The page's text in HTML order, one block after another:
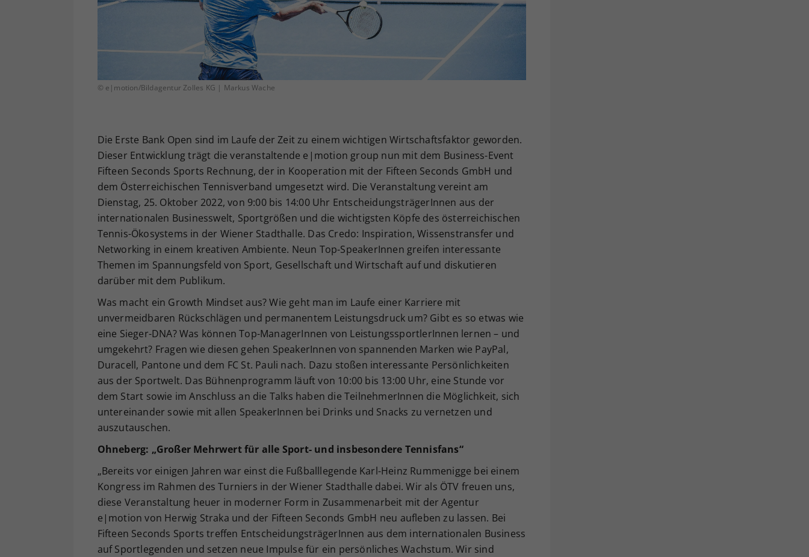
© e|motion/Bildagentur Zolles KG | Markus Wache
Die Erste Bank Open sind im Laufe der Zeit zu einem wichtigen Wirtschaftsfaktor geworden.
Dieser Entwicklung trägt die veranstaltende e|motion group nun mit dem Business-Event
Fifteen Seconds Sports Rechnung, der in Kooperation mit der Fifteen Seconds GmbH und
dem Österreichischen Tennisverband umgesetzt wird. Die Veranstaltung vereint am
Dienstag, 25. Oktober 2022, von 9:00 bis 14:00 Uhr EntscheidungsträgerInnen aus der
internationalen Businesswelt, Sportgrößen und die wichtigsten Köpfe des österreichischen
Tennis-Ökosystems in der Wiener Stadthalle. Das Credo: Inspiration, Wissenstransfer und
Networking in einem kreativen Ambiente. Neun Top-SpeakerInnen greifen interessante
Themen im Spannungsfeld von Sport, Gesellschaft und Wirtschaft auf und diskutieren
darüber mit dem Publikum.
Was macht ein Growth Mindset aus? Wie geht man im Laufe einer Karriere mit
unvermeidbaren Rückschlägen und permanentem Leistungsdruck um? Gibt es so etwas wie
eine Sieger-DNA? Was können Top-ManagerInnen von LeistungssportlerInnen lernen – und
umgekehrt? Fragen wie diesen gehen SpeakerInnen von spannenden Marken wie PayPal,
Duracell, Pantone und dem FC St. Pauli nach. Dazu stoßen interessante Persönlichkeiten
aus der Sportwelt. Das Bühnenprogramm läuft von 10:00 bis 13:00 Uhr, eine Stunde vor
dem Start sowie im Anschluss an die Talks haben die TeilnehmerInnen die Möglichkeit, sich
untereinander sowie mit allen SpeakerInnen bei Drinks und Snacks zu vernetzen und
auszutauschen.
Ohneberg: „Großer Mehrwert für alle Sport- und insbesondere Tennisfans“
„Bereits vor einigen Jahren war einst die Fußballlegende Karl-Heinz Rummenigge bei einem
Kongress im Rahmen des Turniers in der Wiener Stadthalle dabei. Wir als ÖTV freuen uns,
diese Veranstaltung heuer in moderner Form in Zusammenarbeit mit der Agentur
e|motion von Herwig Straka und der Fifteen Seconds GmbH neu aufleben zu lassen. Bei
Fifteen Seconds Sports treffen EntscheidungsträgerInnen aus dem internationalen Business
auf Sportlegenden und setzen neue Impulse für ein persönliches Wachstum. Wir sind
Ihrer vorgenommen Einstellungen, falls der
Webseiten-Betreiber dies eingestellt hat.